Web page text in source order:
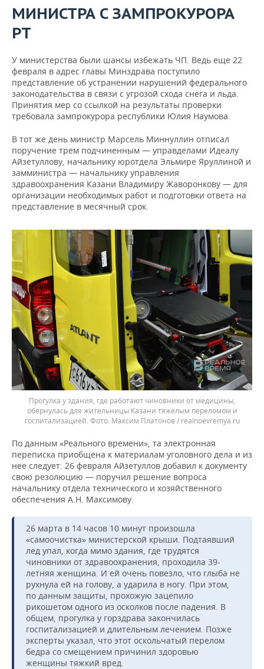
МИНИСТРА С ЗАМПРОКУРОРА
РТ
У министерства были шансы избежать ЧП. Ведь еще 22
февраля в адрес главы Минздрава поступило
представление об устранении нарушений федерального
законодательства в связи с угрозой схода снега и льда.
Принятия мер со ссылкой на результаты проверки
требовала зампрокурора республики Юлия Наумова.
В тот же день министр Марсель Миннуллин отписал
поручение трем подчиненным — управделами Идеалу
Айзетуллову, начальнику юротдела Эльмире Яруллиной и
замминистра — начальнику управления
здравоохранения Казани Владимиру Жаворонкову — для
организации необходимых работ и подготовки ответа на
представление в месячный срок.
Прогулка у здания, где работают чиновники от медицины,
обернулась для жительницы Казани тяжелым переломом и
госпитализацией.
Максим Платонов / realnoevremya.ru
По данным «Реального времени», та электронная
переписка приобщена к материалам уголовного дела и из
нее следует: 26 февраля Айзетуллов добавил к документу
свою резолюцию — поручил решение вопроса
начальнику отдела технического и хозяйственного
обеспечения А.Н. Максимову.
26 марта в 14 часов 10 минут произошла
«самоочистка» министерской крыши. Подтаявший
лед упал, когда мимо здания, где трудятся
чиновники от здравоохранения, проходила 39-
летняя женщина. И ей очень повезло, что глыба не
рухнула ей на голову, а ударила в ногу. При этом,
по данным защиты, прохожую зацепило
рикошетом одного из осколков после падения. В
общем, прогулка у горздрава закончилась
госпитализацией и длительным лечением. Позже
эксперты указал, что этот оскольчатый перелом
бедра со смещением причинил здоровью
женщины тяжкий вред.